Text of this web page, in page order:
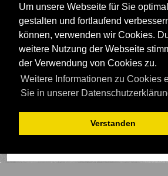
Um unsere Webseite für Sie
gestalten und fortlaufend
können, verwenden wir Cookies.
weitere Nutzung der Webseite
der Verwendung von Cookies zu.
Weitere Informationen zu Cookies
Sie in unserer
Verstanden
Deutsche Übersetzung durch
Wer ist online?
Insgesamt sind601Besucher online: 1
600 Gäste (basierend auf den aktiven
gleichzeitig online waren.